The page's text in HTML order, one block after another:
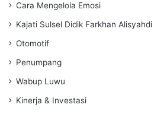
Cara Mengelola Emosi
Kajati Sulsel Didik Farkhan Alisyahdi
Otomotif
Penumpang
Wabup Luwu
Kinerja & Investasi